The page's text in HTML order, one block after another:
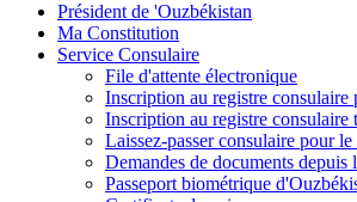
Président de 'Ouzbékistan
Ma Constitution
Service Consulaire
File d'attente électronique
Inscription au registre consulaire
Inscription au registre consulaire
Laissez-passer consulaire pour
Demandes de documents depuis
Passeport biométrique